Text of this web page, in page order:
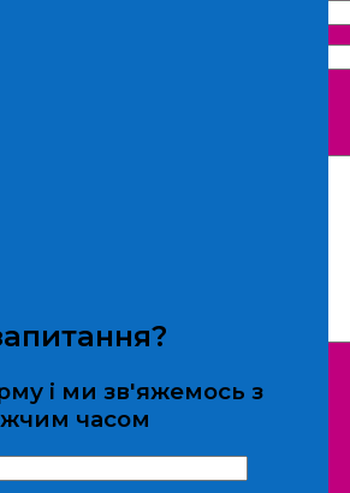
не передаються третім особам
і ми зв'яжемось з
часом